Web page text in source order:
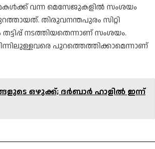
വന്ന മെസേജുകളിൽ സംശയം
തിരുവനന്തപുരം സിറ്റി
നടത്തിയതെന്നാണ് സംശയം.
പുറത്തെത്തിക്കാമെന്നാണ്
ഒഴുക്ക്; ദർബാർ ഹാളിൽ ഇന്ന്